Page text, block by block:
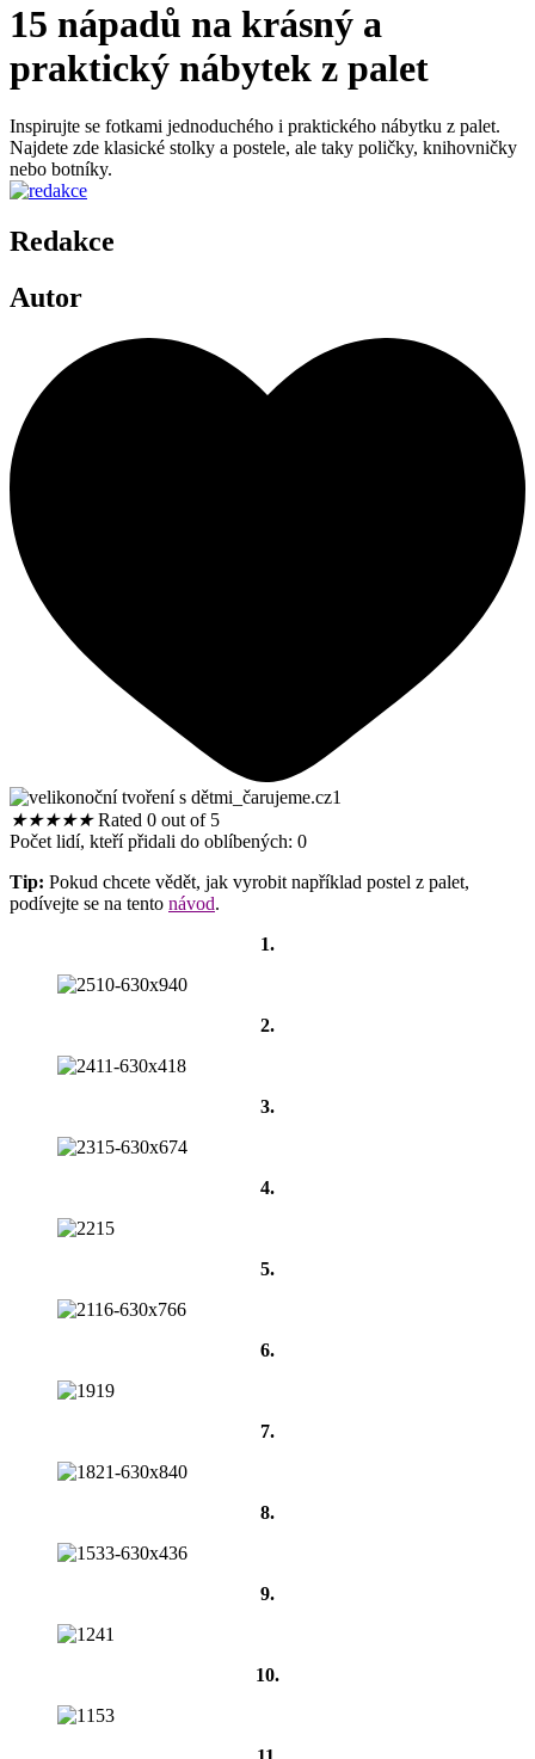
15 nápadů na krásný a
praktický nábytek z palet
Inspirujte se fotkami jednoduchého i praktického nábytku z palet.
Najdete zde klasické stolky a postele, ale taky poličky, knihovničky
nebo botníky.
Redakce
Autor
★★★★★ Rated 0 out of 5
Počet lidí, kteří přidali do oblíbených: 0
Tip: Pokud chcete vědět, jak vyrobit například postel z palet,
podívejte se na tento návod.
1.
2.
3.
4.
5.
6.
7.
8.
9.
10.